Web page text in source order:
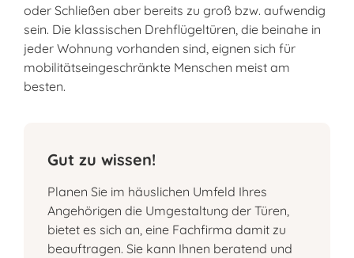
oder Schließen aber bereits zu groß bzw. aufwendig
sein. Die klassischen Drehflügeltüren, die beinahe in
jeder Wohnung vorhanden sind, eignen sich für
mobilitätseingeschränkte Menschen meist am
besten.
Gut zu wissen!
Planen Sie im häuslichen Umfeld Ihres
Angehörigen die Umgestaltung der Türen,
bietet es sich an, eine Fachfirma damit zu
beauftragen. Sie kann Ihnen beratend und